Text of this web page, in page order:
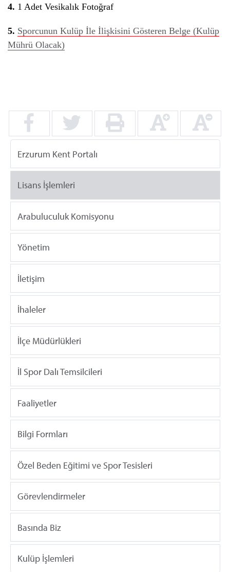
4. 1 Adet Vesikalık Fotoğraf
5. Sporcunun Kulüp İle İlişkisini Gösteren Belge (Kulüp
Mührü Olacak)
Erzurum Kent Portalı
Lisans İşlemleri
Arabuluculuk Komisyonu
Yönetim
İletişim
İhaleler
İlçe Müdürlükleri
İl Spor Dalı Temsilcileri
Faaliyetler
Bilgi Formları
Özel Beden Eğitimi ve Spor Tesisleri
Görevlendirmeler
Basında Biz
Kulüp İşlemleri